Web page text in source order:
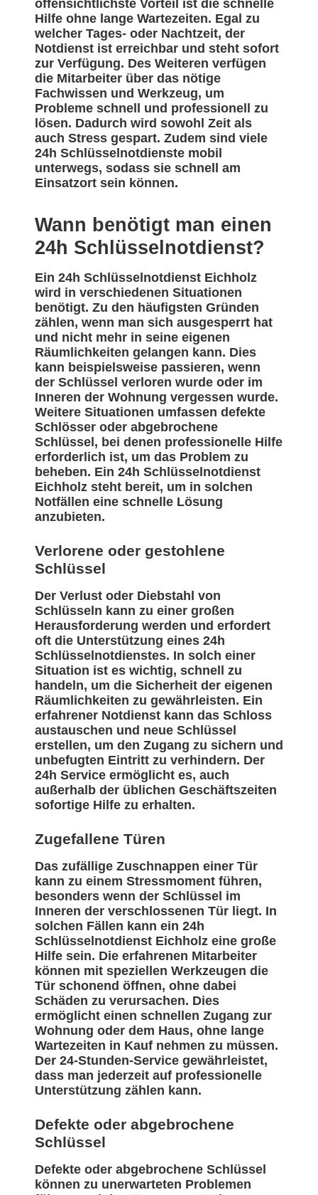
offensichtlichste Vorteil ist die schnelle
Hilfe ohne lange Wartezeiten. Egal zu
welcher Tages- oder Nachtzeit, der
Notdienst ist erreichbar und steht sofort
zur Verfügung. Des Weiteren verfügen
die Mitarbeiter über das nötige
Fachwissen und Werkzeug, um
Probleme schnell und professionell zu
lösen. Dadurch wird sowohl Zeit als
auch Stress gespart. Zudem sind viele
24h Schlüsselnotdienste mobil
unterwegs, sodass sie schnell am
Einsatzort sein können.
Wann benötigt man einen
24h Schlüsselnotdienst?
Ein 24h Schlüsselnotdienst Eichholz
wird in verschiedenen Situationen
benötigt. Zu den häufigsten Gründen
zählen, wenn man sich ausgesperrt hat
und nicht mehr in seine eigenen
Räumlichkeiten gelangen kann. Dies
kann beispielsweise passieren, wenn
der Schlüssel verloren wurde oder im
Inneren der Wohnung vergessen wurde.
Weitere Situationen umfassen defekte
Schlösser oder abgebrochene
Schlüssel, bei denen professionelle Hilfe
erforderlich ist, um das Problem zu
beheben. Ein 24h Schlüsselnotdienst
Eichholz steht bereit, um in solchen
Notfällen eine schnelle Lösung
anzubieten.
Verlorene oder gestohlene
Schlüssel
Der Verlust oder Diebstahl von
Schlüsseln kann zu einer großen
Herausforderung werden und erfordert
oft die Unterstützung eines 24h
Schlüsselnotdienstes. In solch einer
Situation ist es wichtig, schnell zu
handeln, um die Sicherheit der eigenen
Räumlichkeiten zu gewährleisten. Ein
erfahrener Notdienst kann das Schloss
austauschen und neue Schlüssel
erstellen, um den Zugang zu sichern und
unbefugten Eintritt zu verhindern. Der
24h Service ermöglicht es, auch
außerhalb der üblichen Geschäftszeiten
sofortige Hilfe zu erhalten.
Zugefallene Türen
Das zufällige Zuschnappen einer Tür
kann zu einem Stressmoment führen,
besonders wenn der Schlüssel im
Inneren der verschlossenen Tür liegt. In
solchen Fällen kann ein 24h
Schlüsselnotdienst Eichholz eine große
Hilfe sein. Die erfahrenen Mitarbeiter
können mit speziellen Werkzeugen die
Tür schonend öffnen, ohne dabei
Schäden zu verursachen. Dies
ermöglicht einen schnellen Zugang zur
Wohnung oder dem Haus, ohne lange
Wartezeiten in Kauf nehmen zu müssen.
Der 24-Stunden-Service gewährleistet,
dass man jederzeit auf professionelle
Unterstützung zählen kann.
Defekte oder abgebrochene
Schlüssel
Defekte oder abgebrochene Schlüssel
können zu unerwarteten Problemen